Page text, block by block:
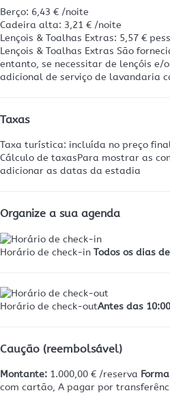
Berço: 6,43 € /noite
Cadeira alta: 3,21 € /noite
Lençois & Toalhas Extras: 5,57 €
Lençois & Toalhas Extras São
entanto, se necessitar de lençóis e/
adicional de serviço de lavandaria
Taxas
Taxa turística: incluída no preço
Cálculo de taxasPara mostrar as
adicionar as datas da estadia
Organize a sua agenda
Horário de check-in Todos os dias
Horário de check-outAntes das 10:00
Caução (reembolsável)
Montante: 1.000,00 € /reserva
com cartão, A pagar por